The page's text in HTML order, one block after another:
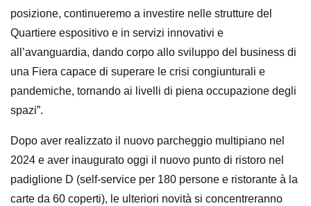
posizione, continueremo a investire nelle strutture del
Quartiere espositivo e in servizi innovativi e
all’avanguardia, dando corpo allo sviluppo del business di
una Fiera capace di superare le crisi congiunturali e
pandemiche, tornando ai livelli di piena occupazione degli
spazi”.
Dopo aver realizzato il nuovo parcheggio multipiano nel
2024 e aver inaugurato oggi il nuovo punto di ristoro nel
padiglione D (self-service per 180 persone e ristorante à la
carte da 60 coperti), le ulteriori novità si concentreranno